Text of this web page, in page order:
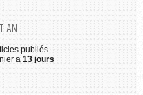
publiés
a 13 jours